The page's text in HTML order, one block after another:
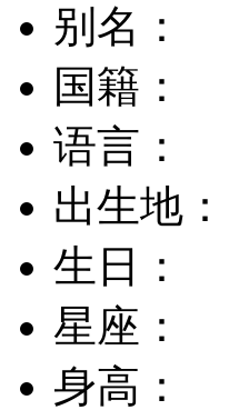
别名：
国籍：
语言：
出生地：
生日：
星座：
身高：